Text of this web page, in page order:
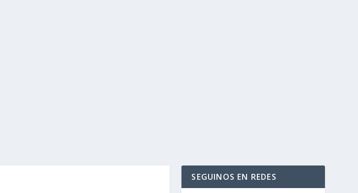
SEGUINOS EN REDES